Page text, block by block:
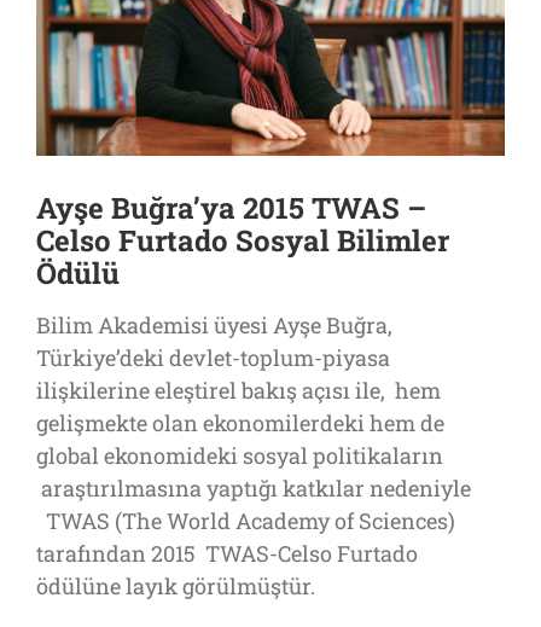
Ayşe Buğra’ya 2015 TWAS –
Celso Furtado Sosyal Bilimler
Ödülü
Bilim Akademisi üyesi Ayşe Buğra,
Türkiye’deki devlet-toplum-piyasa
ilişkilerine eleştirel bakış açısı ile, hem
gelişmekte olan ekonomilerdeki hem de
global ekonomideki sosyal politikaların
araştırılmasına yaptığı katkılar nedeniyle
TWAS (The World Academy of Sciences)
tarafından 2015 TWAS-Celso Furtado
ödülüne layık görülmüştür.